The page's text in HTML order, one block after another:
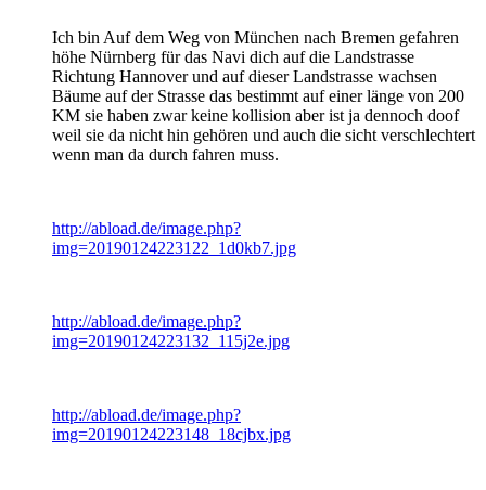
Ich bin Auf dem Weg von München nach Bremen gefahren
höhe Nürnberg für das Navi dich auf die Landstrasse
Richtung Hannover und auf dieser Landstrasse wachsen
Bäume auf der Strasse das bestimmt auf einer länge von 200
KM sie haben zwar keine kollision aber ist ja dennoch doof
weil sie da nicht hin gehören und auch die sicht verschlechtert
wenn man da durch fahren muss.
http://abload.de/image.php?
img=20190124223122_1d0kb7.jpg
http://abload.de/image.php?
img=20190124223132_115j2e.jpg
http://abload.de/image.php?
img=20190124223148_18cjbx.jpg